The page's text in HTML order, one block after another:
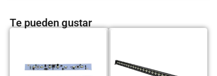
Te pueden gustar